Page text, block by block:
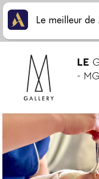
LE
-
Le meilleur de